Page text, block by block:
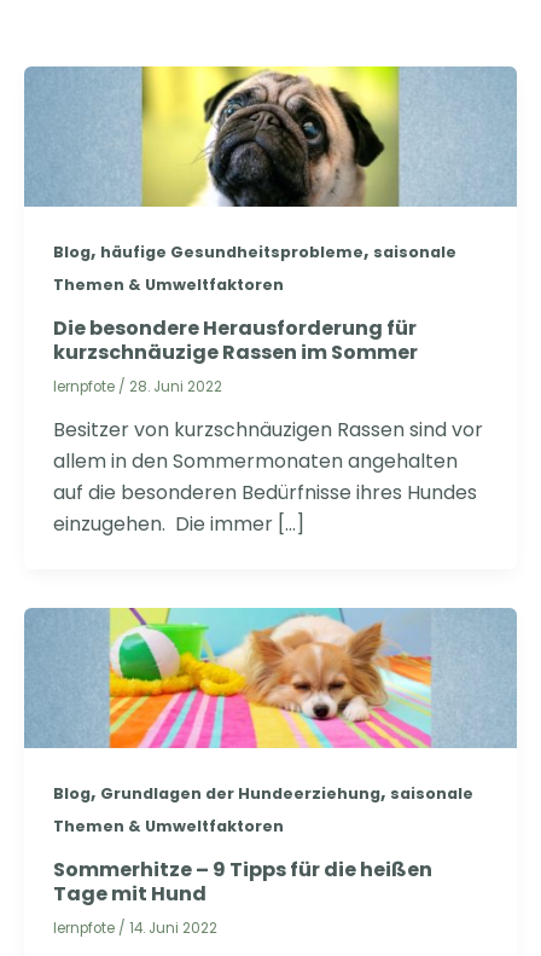
Blog, häufige Gesundheitsprobleme, saisonale
Themen & Umweltfaktoren
Die besondere Herausforderung für
kurzschnäuzige Rassen im Sommer
lernpfote / 28. Juni 2022
Besitzer von kurzschnäuzigen Rassen sind vor
allem in den Sommermonaten angehalten
auf die besonderen Bedürfnisse ihres Hundes
einzugehen. Die immer […]
Blog, Grundlagen der Hundeerziehung, saisonale
Themen & Umweltfaktoren
Sommerhitze – 9 Tipps für die heißen
Tage mit Hund
lernpfote / 14. Juni 2022